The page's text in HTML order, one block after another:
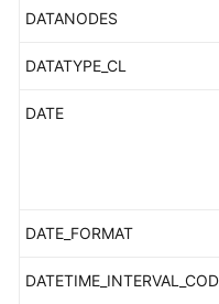
DATANODES
DATATYPE_CL
DATE
DATE_FORMAT